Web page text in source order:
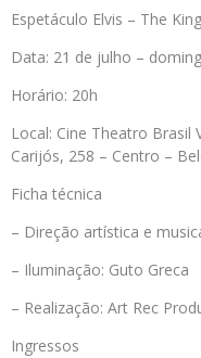
Espetáculo Elvis – The
Data: 21 de julho –
Horário: 20h
Local: Cine Theatro Brasil
Carijós, 258 – Centro –
Ficha técnica
– Direção artística e
– Iluminação: Guto Greca
– Realização: Art Rec
Ingressos